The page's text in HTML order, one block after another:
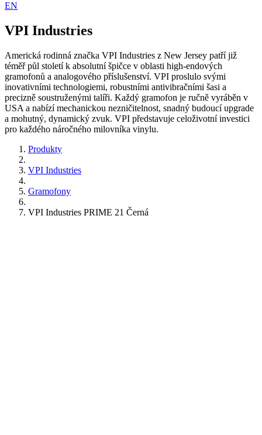
EN
VPI Industries
Americká rodinná značka VPI Industries z New Jersey patří již
téměř půl století k absolutní špičce v oblasti high-endových
gramofonů a analogového příslušenství. VPI proslulo svými
inovativními technologiemi, robustními antivibračními šasi a
precizně soustruženými talíři. Každý gramofon je ručně vyráběn v
USA a nabízí mechanickou nezničitelnost, snadný budoucí upgrade
a mohutný, dynamický zvuk. VPI představuje celoživotní investici
pro každého náročného milovníka vinylu.
Produkty
VPI Industries
Gramofony
VPI Industries PRIME 21 Černá